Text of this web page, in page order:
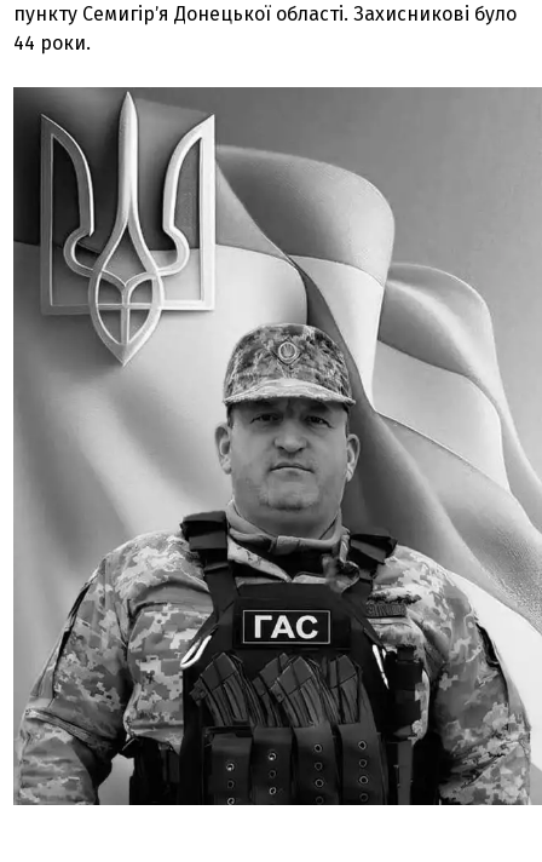
пункту Семигірʼя Донецької області. Захисникові було
44 роки.